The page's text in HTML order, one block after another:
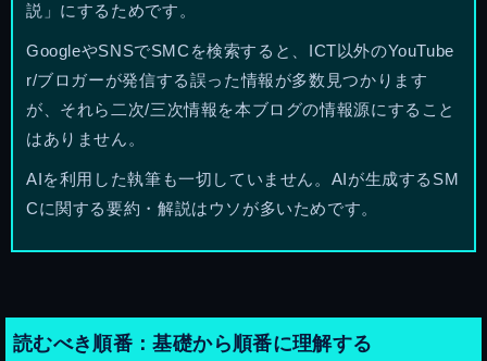
説」にするためです。
GoogleやSNSでSMCを検索すると、ICT以外のYouTube
r/ブロガーが発信する誤った情報が多数見つかります
が、それら二次/三次情報を本ブログの情報源にすること
はありません。
AIを利用した執筆も一切していません。AIが生成するSM
Cに関する要約・解説はウソが多いためです。
読むべき順番：基礎から順番に理解する